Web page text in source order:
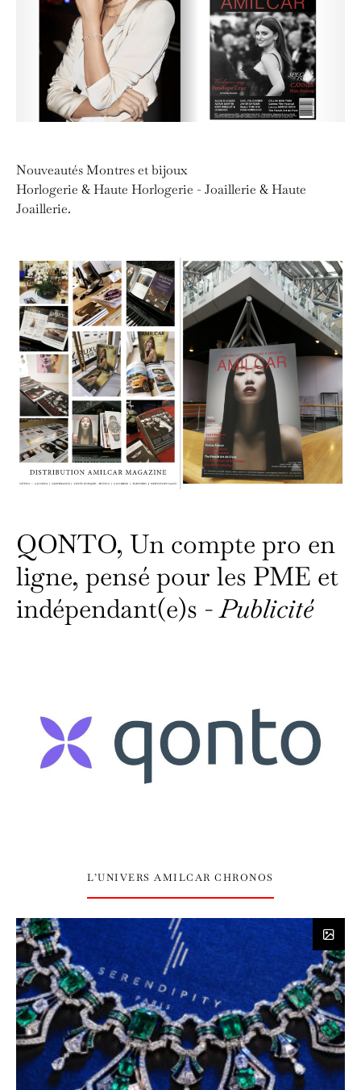
Nouveautés Montres et bijoux
Horlogerie & Haute Horlogerie - Joaillerie & Haute
Joaillerie.
QONTO, Un compte pro en
ligne, pensé pour les PME et
indépendant(e)s -Publicité
L’UNIVERS AMILCAR CHRONOS